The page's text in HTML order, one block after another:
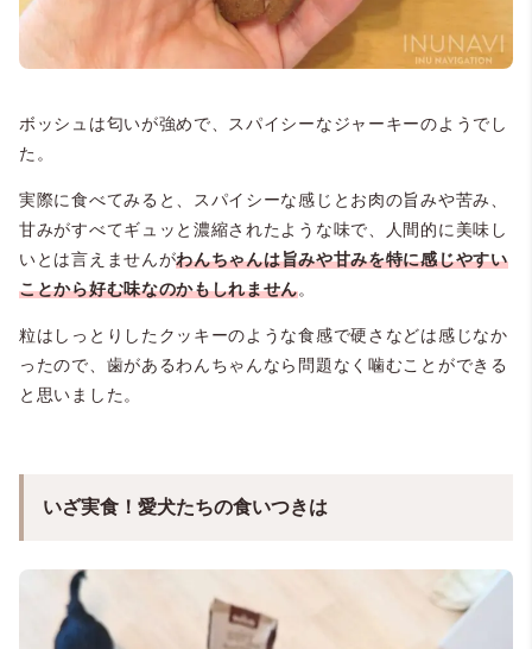
ボッシュは匂いが強めで、スパイシーなジャーキーのようでし
た。
実際に食べてみると、スパイシーな感じとお肉の旨みや苦み、
甘みがすべてギュッと濃縮されたような味で、人間的に美味し
いとは言えませんがわんちゃんは旨みや甘みを特に感じやすい
ことから好む味なのかもしれません。
粒はしっとりしたクッキーのような食感で硬さなどは感じなか
ったので、歯があるわんちゃんなら問題なく噛むことができる
と思いました。
いざ実食！愛犬たちの食いつきは